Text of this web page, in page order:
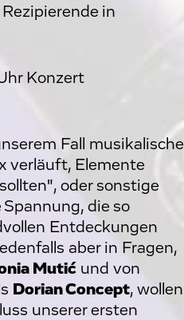
in
Konzert
Fall musikalische
verläuft, Elemente
oder sonstige
die so
Entdeckungen
aber in Fragen,
Mutić und von
Dorian Concept, wollen
unserer ersten